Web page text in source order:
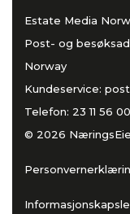
Estate Media
Post- og
Norway
Kundeservice:
Telefon: 23 11 56 00
© 2026